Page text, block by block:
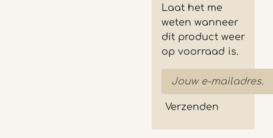
Laat het me
weten wanneer
dit product weer
op voorraad is.
Verzenden